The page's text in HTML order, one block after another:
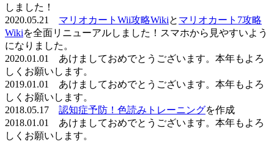
しました！
2020.05.21 マリオカートWii攻略Wikiと マリオカート7攻略
Wikiを全面リニューアルしました！スマホから見やすいよう
になりました。
2020.01.01 あけましておめでとうございます。本年もよろ
しくお願いします。
2019.01.01 あけましておめでとうございます。本年もよろ
しくお願いします。
2018.05.17 認知症予防！色読みトレーニングを作成
2018.01.01 あけましておめでとうございます。本年もよろ
しくお願いします。